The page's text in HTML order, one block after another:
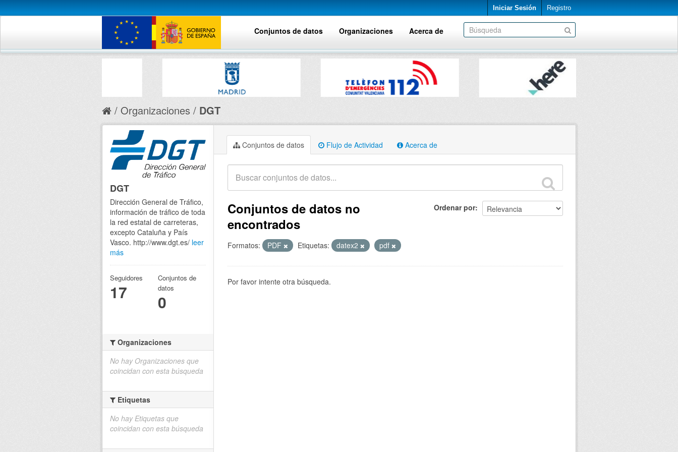
Iniciar Sesión Registro
Conjuntos de datos Organizaciones Acerca de
Organizaciones DGT
Conjuntos de datos Flujo de Actividad Acerca de
Ordenar por
Conjuntos de datos no
encontrados
Formatos: PDF Etiquetas: datex2 pdf
Por favor intente otra búsqueda.
DGT
Dirección General de Tráfico,
información de tráfico de toda
la red estatal de carreteras,
excepto Cataluña y País
Vasco. http://www.dgt.es/ leer
más
Seguidores
17
Conjuntos de
datos
0
Organizaciones
No hay Organizaciones que
coincidan con esta búsqueda
Etiquetas
No hay Etiquetas que
coincidan con esta búsqueda